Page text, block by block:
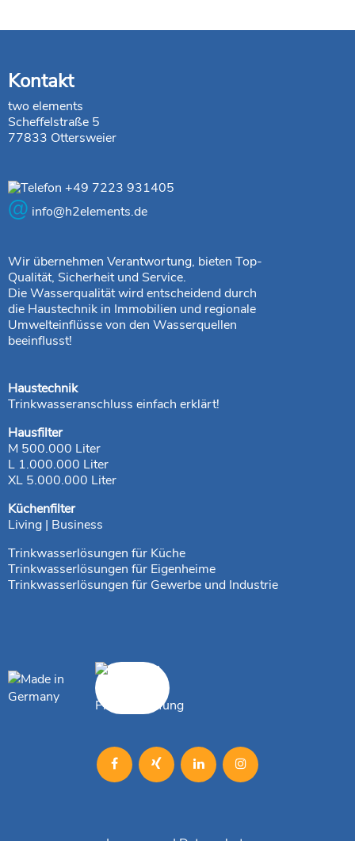
Kontakt
two elements
Scheffelstraße 5
77833 Ottersweier
+49 7223 931405
@ info@h2elements.de
Wir übernehmen Verantwortung, bieten Top-
Qualität, Sicherheit und Service.
Die Wasserqualität wird entscheidend durch
die Haustechnik in Immobilien und regionale
Umwelteinflüsse von den Wasserquellen
beeinflusst!
Haustechnik
Trinkwasseranschluss einfach erklärt!
Hausfilter
M 500.000 Liter
L 1.000.000 Liter
XL 5.000.000 Liter
Küchenfilter
Living | Business
Trinkwasserlösungen für Küche
Trinkwasserlösungen für Eigenheime
Trinkwasserlösungen für Gewerbe und Industrie